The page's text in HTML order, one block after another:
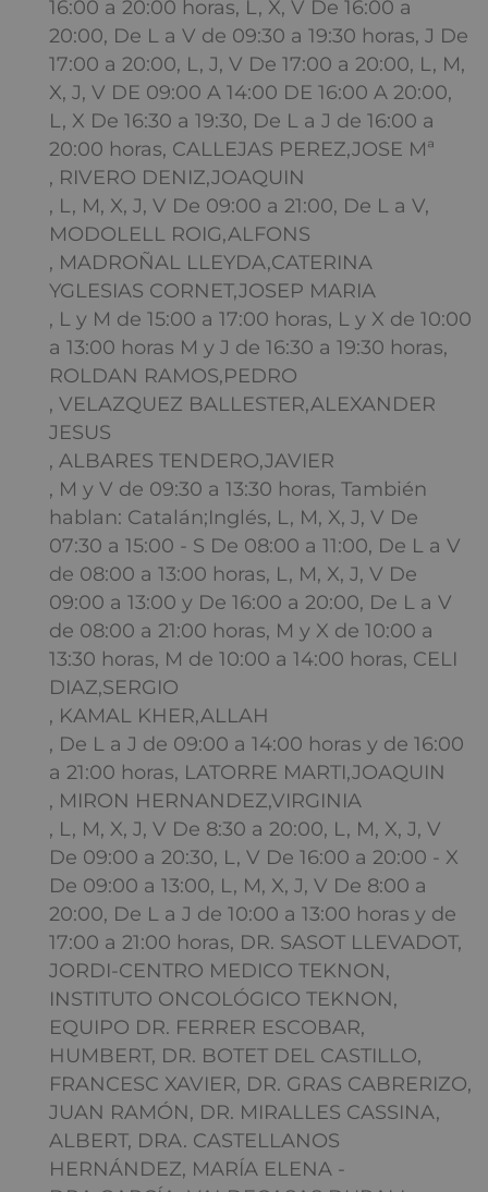
16:00 a 20:00 horas, L, X, V De 16:00 a
20:00, De L a V de 09:30 a 19:30 horas, J De
17:00 a 20:00, L, J, V De 17:00 a 20:00, L, M,
X, J, V DE 09:00 A 14:00 DE 16:00 A 20:00,
L, X De 16:30 a 19:30, De L a J de 16:00 a
20:00 horas, CALLEJAS PEREZ,JOSE Mª
, RIVERO DENIZ,JOAQUIN
, L, M, X, J, V De 09:00 a 21:00, De L a V,
MODOLELL ROIG,ALFONS
, MADROÑAL LLEYDA,CATERINA
YGLESIAS CORNET,JOSEP MARIA
, L y M de 15:00 a 17:00 horas, L y X de 10:00
a 13:00 horas M y J de 16:30 a 19:30 horas,
ROLDAN RAMOS,PEDRO
, VELAZQUEZ BALLESTER,ALEXANDER
JESUS
, ALBARES TENDERO,JAVIER
, M y V de 09:30 a 13:30 horas, También
hablan: Catalán;Inglés, L, M, X, J, V De
07:30 a 15:00 - S De 08:00 a 11:00, De L a V
de 08:00 a 13:00 horas, L, M, X, J, V De
09:00 a 13:00 y De 16:00 a 20:00, De L a V
de 08:00 a 21:00 horas, M y X de 10:00 a
13:30 horas, M de 10:00 a 14:00 horas, CELI
DIAZ,SERGIO
, KAMAL KHER,ALLAH
, De L a J de 09:00 a 14:00 horas y de 16:00
a 21:00 horas, LATORRE MARTI,JOAQUIN
, MIRON HERNANDEZ,VIRGINIA
, L, M, X, J, V De 8:30 a 20:00, L, M, X, J, V
De 09:00 a 20:30, L, V De 16:00 a 20:00 - X
De 09:00 a 13:00, L, M, X, J, V De 8:00 a
20:00, De L a J de 10:00 a 13:00 horas y de
17:00 a 21:00 horas, DR. SASOT LLEVADOT,
JORDI-CENTRO MEDICO TEKNON,
INSTITUTO ONCOLÓGICO TEKNON,
EQUIPO DR. FERRER ESCOBAR,
HUMBERT, DR. BOTET DEL CASTILLO,
FRANCESC XAVIER, DR. GRAS CABRERIZO,
JUAN RAMÓN, DR. MIRALLES CASSINA,
ALBERT, DRA. CASTELLANOS
HERNÁNDEZ, MARÍA ELENA -